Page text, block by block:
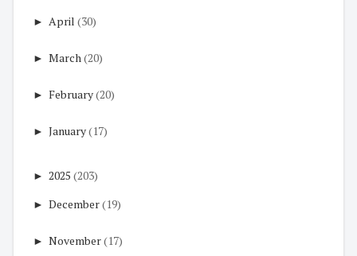
► April (30)
► March (20)
► February(20)
► January(17)
► 2025 (203)
► December(19)
► November(17)